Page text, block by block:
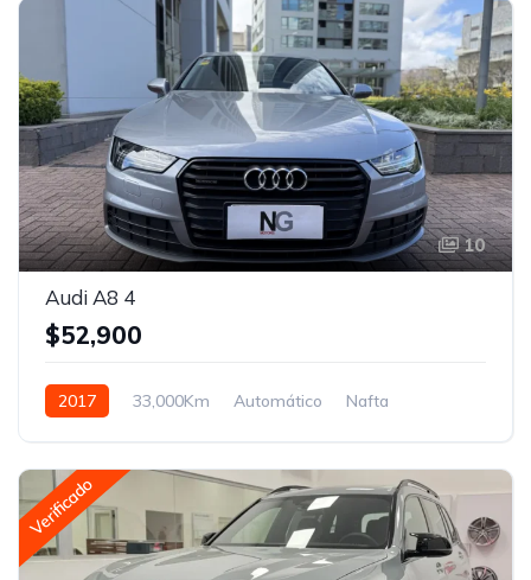
10
Audi A8 4
$52,900
2017 33,000Km Automático
Nafta
Verificado